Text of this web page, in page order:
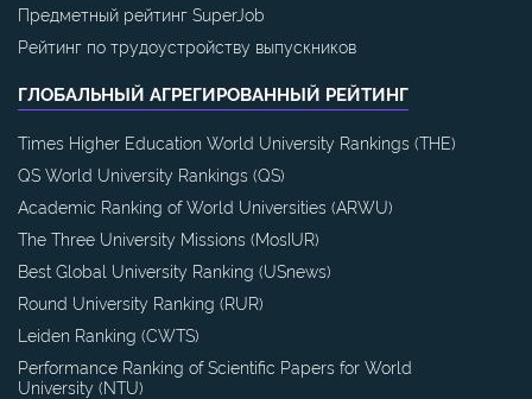
Предметный рейтинг SuperJob
Рейтинг по трудоустройству выпускников
ГЛОБАЛЬНЫЙ АГРЕГИРОВАННЫЙ РЕЙТИНГ
Times Higher Education World University Rankings (THE)
QS World University Rankings (QS)
Academic Ranking of World Universities (ARWU)
The Three University Missions (MosIUR)
Best Global University Ranking (USnews)
Round University Ranking (RUR)
Leiden Ranking (CWTS)
Performance Ranking of Scientific Papers for World
University (NTU)